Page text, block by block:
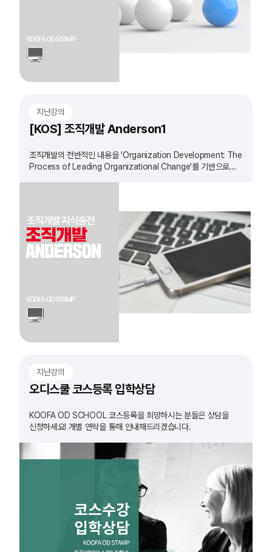
지난강의
[KOS] 조직개발 Anderson1
조직개발의 전반적인 내용을 'Organization Development: The
Process of Leading Organizational Change'를 기반으로
지난강의
오디스쿨 코스등록 입학상담
KOOFA OD SCHOOL 코스등록을 희망하시는 분들은 상담을
신청하세요! 개별 연락을 통해 안내해드리겠습니다.